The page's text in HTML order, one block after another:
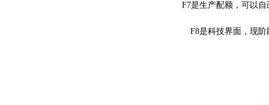
F7是生产配额，可以自
F8是科技界面，现阶